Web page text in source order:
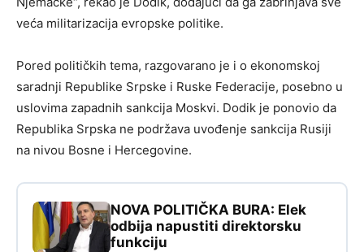
veća militarizacija evropske politike.
Pored političkih tema, razgovarano je i o ekonomskoj
saradnji Republike Srpske i Ruske Federacije, posebno u
uslovima zapadnih sankcija Moskvi. Dodik je ponovio da
Republika Srpska ne podržava uvođenje sankcija Rusiji
na nivou Bosne i Hercegovine.
NOVA POLITIČKA BURA: Elek
odbija napustiti direktorsku
funkciju